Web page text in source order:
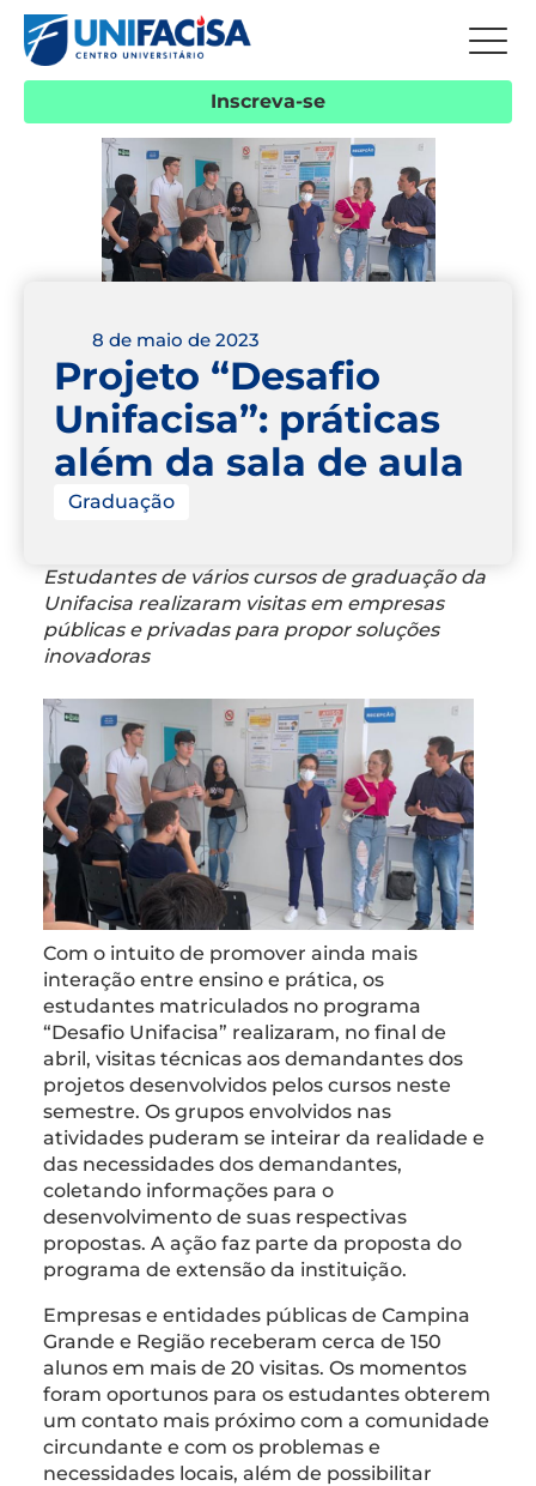
Inscreva-se
8 de maio de 2023
Projeto “Desafio
Unifacisa”: práticas
além da sala de aula
Graduação
Estudantes de vários cursos de graduação da
Unifacisa realizaram visitas em empresas
públicas e privadas para propor soluções
inovadoras
Com o intuito de promover ainda mais
interação entre ensino e prática, os
estudantes matriculados no programa
“Desafio Unifacisa” realizaram, no final de
abril, visitas técnicas aos demandantes dos
projetos desenvolvidos pelos cursos neste
semestre. Os grupos envolvidos nas
atividades puderam se inteirar da realidade e
das necessidades dos demandantes,
coletando informações para o
desenvolvimento de suas respectivas
propostas. A ação faz parte da proposta do
programa de extensão da instituição.
Empresas e entidades públicas de Campina
Grande e Região receberam cerca de 150
alunos em mais de 20 visitas. Os momentos
foram oportunos para os estudantes obterem
um contato mais próximo com a comunidade
circundante e com os problemas e
necessidades locais, além de possibilitar